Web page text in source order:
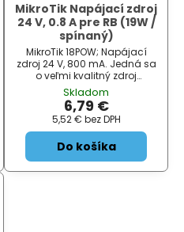
MikroTik Napájací zdroj
24 V, 0.8 A pre RB (19W /
spínaný)
MikroTik 18POW; Napájací
zdroj 24 V, 800 mA. Jedná sa
o veľmi kvalitný zdroj
dodávaný ako značkové
príslušenstvo výrobcom
MikroTik. Vyššie napätie (24 V)
znižuje straty na vedenie pri
napájanie cez ethernet ....
Skladom
6,79 €
5,52 € bez DPH
Do košíka